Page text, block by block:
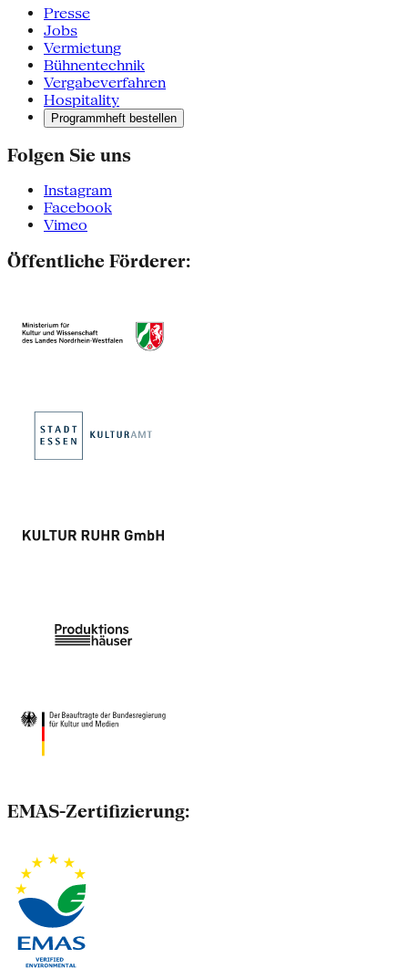
Presse
Jobs
Vermietung
Bühnentechnik
Vergabeverfahren
Hospitality
Programmheft bestellen
Folgen Sie uns
Instagram
Facebook
Vimeo
Öffentliche Förderer:
EMAS-Zertifizierung: